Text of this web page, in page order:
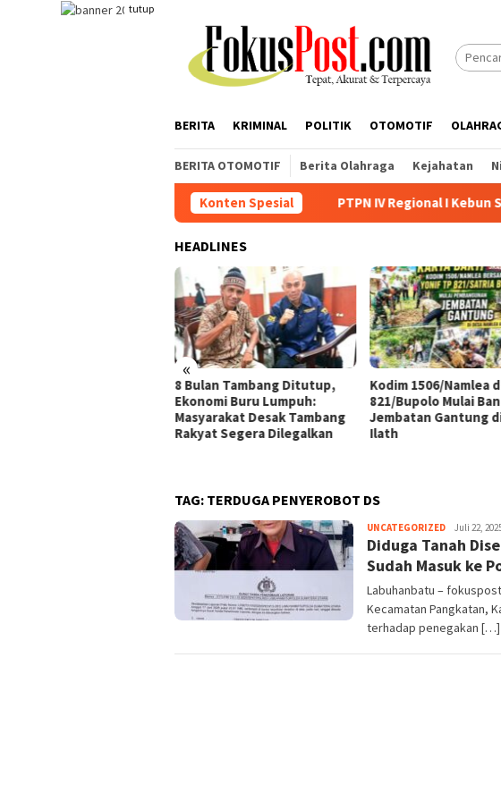
tutup
BERITA KRIMINAL POLITIK OTOMOTIF
BERITA OTOMOTIF Berita Olahraga Kejahatan
Konten Spesial
PTPN IV Regional I Kebun Sei Kebara Beri
HEADLINES
«
8 Bulan Tambang Ditutup,
Ekonomi Buru Lumpuh:
Masyarakat Desak Tambang
Rakyat Segera Dilegalkan
Kodim 1506/Namlea
821/Bupolo Mulai
Jembatan Gantung
Ilath
TAG: TERDUGA PENYEROBOT DS
UNCATEGORIZEDHerman.
Damanik
Juli 22,
Diduga Tanah
Sudah Masuk ke
Labuhanbatu –
Kecamatan Pangkatan,
terhadap penegakan […]